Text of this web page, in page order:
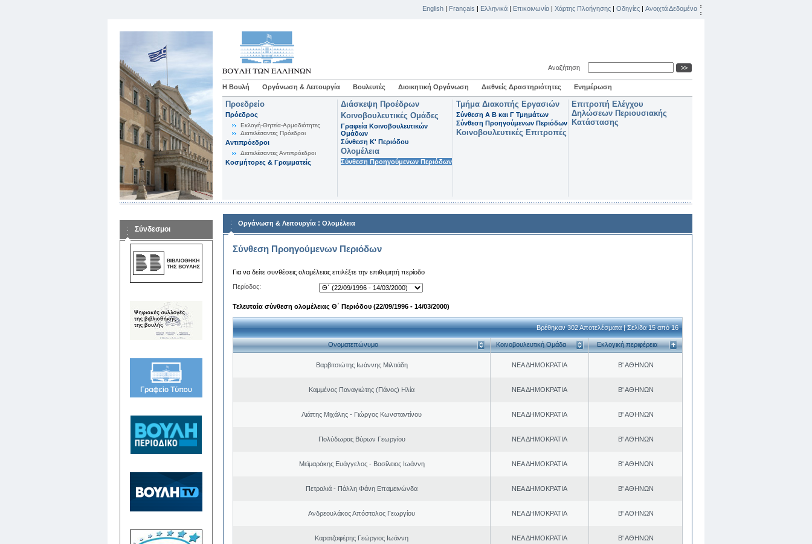
English | Français | Ελληνικά | Επικοινωνία | Χάρτης Πλοήγησης | Οδηγίες | Ανοιχτά Δεδομένα
Αναζήτηση
Η Βουλή Οργάνωση & Λειτουργία Βουλευτές Διοικητική Οργάνωση Διεθνείς Δραστηριότητες Ενημέρωση
Προεδρείο
Πρόεδρος
Εκλογή-Θητεία-Αρμοδιότητες
Διατελέσαντες Πρόεδροι
Αντιπρόεδροι
Διατελέσαντες Αντιπρόεδροι
Κοσμήτορες & Γραμματείς
Διάσκεψη Προέδρων
Κοινοβουλευτικές Ομάδες
Γραφεία Κοινοβουλευτικών
Ομάδων
Σύνθεση K' Περιόδου
Ολομέλεια
Σύνθεση Προηγούμενων Περιόδων
Τμήμα Διακοπής Εργασιών
Σύνθεση Α Β και Γ Τμημάτων
Σύνθεση Προηγούμενων Περιόδων
Κοινοβουλευτικές Επιτροπές
Επιτροπή Ελέγχου
Δηλώσεων Περιουσιακής
Κατάστασης
Σύνδεσμοι
Οργάνωση & Λειτουργία : Ολομέλεια
Σύνθεση Προηγούμενων Περιόδων
Για να δείτε συνθέσεις ολομέλειας επιλέξτε την επιθυμητή περίοδο
Περίοδος:
Τελευταία σύνθεση ολομέλειας Θ΄ Περιόδου (22/09/1996 - 14/03/2000)
Βρέθηκαν 302 Αποτελέσματα | Σελίδα 15 από 16
Ονοματεπώνυμο Κοινοβουλευτική Ομάδα Εκλογική περιφέρεια
Βαρβιτσιώτης Ιωάννης Μιλτιάδη ΝΕΑ ΔΗΜΟΚΡΑΤΙΑ Β' ΑΘΗΝΩΝ
Καμμένος Παναγιώτης (Πάνος) Ηλία ΝΕΑ ΔΗΜΟΚΡΑΤΙΑ Β' ΑΘΗΝΩΝ
Λιάπης Μιχάλης - Γιώργος Κωνσταντίνου ΝΕΑ ΔΗΜΟΚΡΑΤΙΑ Β' ΑΘΗΝΩΝ
Πολύδωρας Βύρων Γεωργίου ΝΕΑ ΔΗΜΟΚΡΑΤΙΑ Β' ΑΘΗΝΩΝ
Μεϊμαράκης Ευάγγελος - Βασίλειος Ιωάννη ΝΕΑ ΔΗΜΟΚΡΑΤΙΑ Β' ΑΘΗΝΩΝ
Πετραλιά - Πάλλη Φάνη Επαμεινώνδα ΝΕΑ ΔΗΜΟΚΡΑΤΙΑ Β' ΑΘΗΝΩΝ
Ανδρεουλάκος Απόστολος Γεωργίου ΝΕΑ ΔΗΜΟΚΡΑΤΙΑ Β' ΑΘΗΝΩΝ
Καρατζαφέρης Γεώργιος Ιωάννη ΝΕΑ ΔΗΜΟΚΡΑΤΙΑ Β' ΑΘΗΝΩΝ